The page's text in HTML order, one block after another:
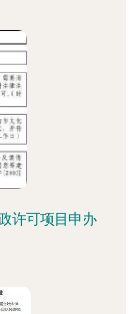
许可项目申办